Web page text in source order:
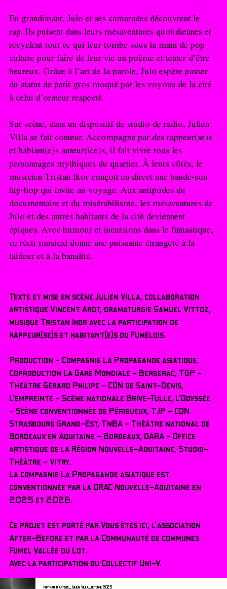
En grandissant, Julo et ses camarades découvrent le
rap. Ils puisent dans leurs mésaventures quotidiennes et
recyclent tout ce qui leur tombe sous la main de pop
culture pour faire de leur vie un poème et tenter d’être
heureux. Grâce à l’art de la parole, Julo espère passer
du statut de petit gros moqué par les voyous de la cité
à celui d’orateur respecté.
Sur scène, dans un dispositif de studio de radio, Julien
Villa se fait conteur. Accompagné par des rappeur(se)s
et habiant(e)s auteur(ice)s, il fait vivre tous les
personnages mythiques du quartier. À leurs côtés, le
musicien Tristan Ikor conçoit en direct une bande-son
hip-hop qui invite au voyage. Aux antipodes du
documentaire et du misérabilisme, les mésaventures de
Julo et des autres habitants de la cité deviennent
épiques. Avec humour et incursions dans le fantastique,
ce récit musical donne une puissante étrangeté à la
laideur et à la banalité.
Texte et mise en scène Julien Villa, collaboration
artistique Vincent Arot, dramaturgie Samuel Vittoz,
musique Tristan Ikor avec la participation de
rappeur(se)s et habitant(e)s du Fumélois.
Production - Compagnie La Propagande asiatique.
Coproduction La Gare Mondiale - Bergerac, TGP -
Théâtre Gérard Philipe - CDN de Saint-Denis,
L’empreinte - Scène nationale Brive-Tulle, L’Odyssée
- Scène conventionnée de Périgueux, TJP - CDN
Strasbourg Grand-Est, TnBA - Théâtre national de
Bordeaux en Aquitaine - Bordeaux, OARA - Office
artistique de la Région Nouvelle-Aquitaine, Studio-
Théâtre - Vitry.
La compagnie La Propagande asiatique est
conventionnée par la DRAC Nouvelle-Aquitaine en
2025 et 2026.
Ce projet est porté par Vous êtes ici, l'association
After-Before et par la Communauté de communes
Fumel Vallée du Lot.
Avec la participation du Collectif Uni-V.
portrait d'artiste_Julien Villa_octobre 2025